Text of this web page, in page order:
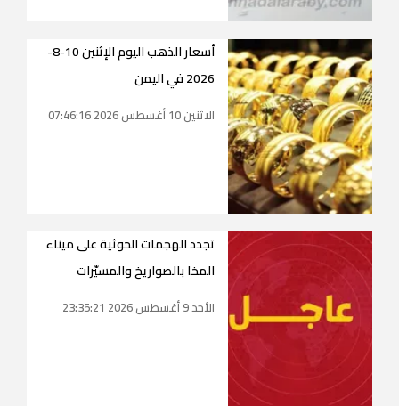
أسعار الذهب اليوم الإثنين 10-8-
2026 في اليمن
الاثنين 10 أغسطس 2026 07:46:16
تجدد الهجمات الحوثية على ميناء
المخا بالصواريخ والمسيّرات
الأحد 9 أغسطس 2026 23:35:21